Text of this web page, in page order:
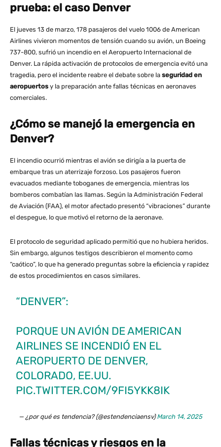
prueba: el caso Denver
El jueves 13 de marzo, 178 pasajeros del vuelo 1006 de American
Airlines vivieron momentos de tensión cuando su avión, un Boeing
737-800, sufrió un incendio en el Aeropuerto Internacional de
Denver. La rápida activación de protocolos de emergencia evitó una
tragedia, pero el incidente reabre el debate sobre la seguridad en
aeropuertos y la preparación ante fallas técnicas en aeronaves
comerciales​.
¿Cómo se manejó la emergencia en
Denver?
El incendio ocurrió mientras el avión se dirigía a la puerta de
embarque tras un aterrizaje forzoso. Los pasajeros fueron
evacuados mediante toboganes de emergencia, mientras los
bomberos combatían las llamas. Según la Administración Federal
de Aviación (FAA), el motor afectado presentó “vibraciones” durante
el despegue, lo que motivó el retorno de la aeronave​.
El protocolo de seguridad aplicado permitió que no hubiera heridos.
Sin embargo, algunos testigos describieron el momento como
“caótico”, lo que ha generado preguntas sobre la eficiencia y rapidez
de estos procedimientos en casos similares​.
“DENVER”:
PORQUE UN AVIÓN DE AMERICAN
AIRLINES SE INCENDIÓ EN EL
AEROPUERTO DE DENVER,
COLORADO, EE.UU.
PIC.TWITTER.COM/9FI5YKK8IK
— ¿por qué es tendencia? (@estendenciaensv)March 14, 2025
Fallas técnicas y riesgos en la